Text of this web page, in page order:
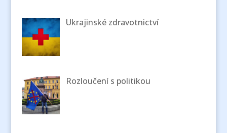
Ukrajinské zdravotnictví
Rozloučení s politikou